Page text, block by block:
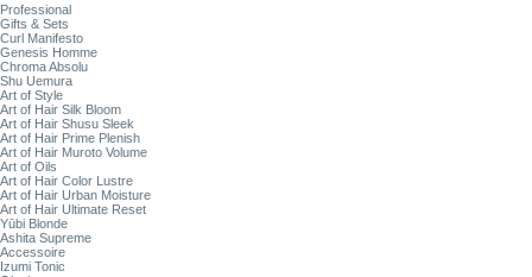
Professional
Gifts & Sets
Curl Manifesto
Genesis Homme
Chroma Absolu
Shu Uemura
Art of Style
Art of Hair Silk Bloom
Art of Hair Shusu Sleek
Art of Hair Prime Plenish
Art of Hair Muroto Volume
Art of Oils
Art of Hair Color Lustre
Art of Hair Urban Moisture
Art of Hair Ultimate Reset
Yūbi Blonde
Ashita Supreme
Accessoire
Izumi Tonic